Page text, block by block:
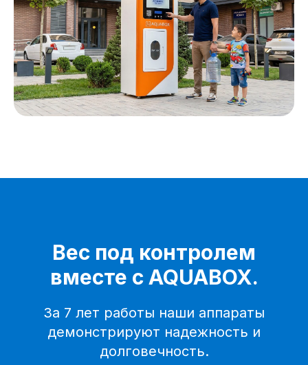
Вес под контролем
вместе с AQUABOX.
За 7 лет работы наши аппараты
демонстрируют надежность и
долговечность.